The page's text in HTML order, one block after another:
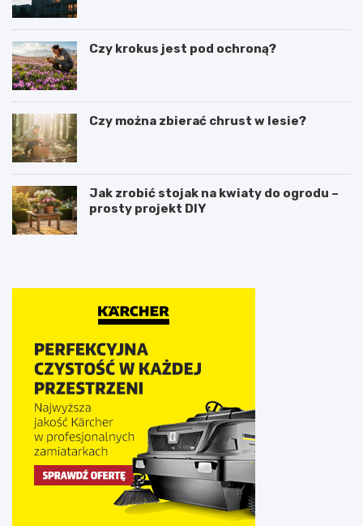
Czy krokus jest pod ochroną?
Czy można zbierać chrust w lesie?
Jak zrobić stojak na kwiaty do ogrodu –
prosty projekt DIY